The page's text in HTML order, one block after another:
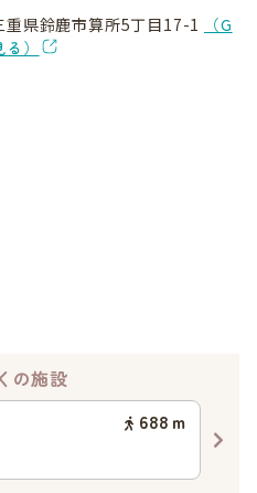
重県鈴鹿市算所5丁目17-1
（G
）
の施設
688 ｍ